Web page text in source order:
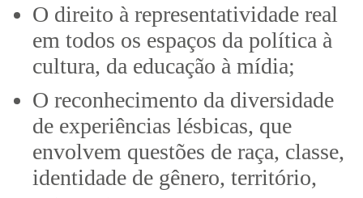
O direito à representatividade real
em todos os espaços da política à
cultura, da educação à mídia;
O reconhecimento da diversidade
de experiências lésbicas, que
envolvem questões de raça, classe,
identidade de gênero, território,